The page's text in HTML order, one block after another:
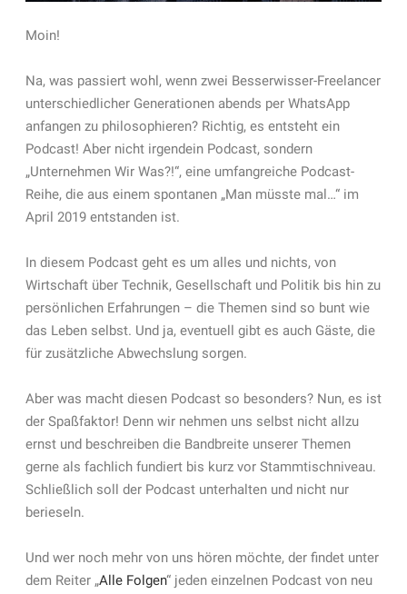
Moin!
Na, was passiert wohl, wenn zwei Besserwisser-Freelancer
unterschiedlicher Generationen abends per WhatsApp
anfangen zu philosophieren? Richtig, es entsteht ein
Podcast! Aber nicht irgendein Podcast, sondern
„Unternehmen Wir Was?!“, eine umfangreiche Podcast-
Reihe, die aus einem spontanen „Man müsste mal…“ im
April 2019 entstanden ist.
In diesem Podcast geht es um alles und nichts, von
Wirtschaft über Technik, Gesellschaft und Politik bis hin zu
persönlichen Erfahrungen – die Themen sind so bunt wie
das Leben selbst. Und ja, eventuell gibt es auch Gäste, die
für zusätzliche Abwechslung sorgen.
Aber was macht diesen Podcast so besonders? Nun, es ist
der Spaßfaktor! Denn wir nehmen uns selbst nicht allzu
ernst und beschreiben die Bandbreite unserer Themen
gerne als fachlich fundiert bis kurz vor Stammtischniveau.
Schließlich soll der Podcast unterhalten und nicht nur
berieseln.
Und wer noch mehr von uns hören möchte, der findet unter
dem Reiter „Alle Folgen“ jeden einzelnen Podcast von neu